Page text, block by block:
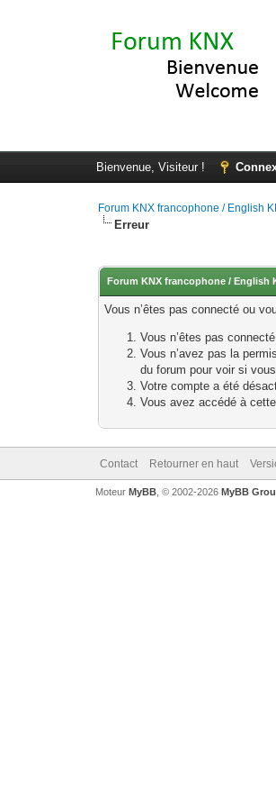
Bienvenue, Visiteur !
Forum KNX francophone / English
Erreur
Forum KNX francophone / English
Vous n’êtes pas connecté ou
Vous n’êtes pas
Vous n’avez pas la
du forum pour voir si
Votre compte a été
Vous avez accédé à
Contact Retourner en haut
Moteur MyBB, © 2002-2026 MyBB